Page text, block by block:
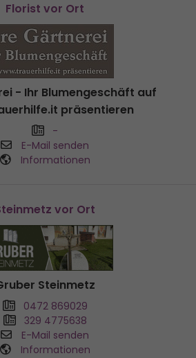
Florist vor Ort
- Ihr Blumengeschäft auf
präsentieren
-
E-Mail senden
Informationen
vor Ort
Steinmetz
0472 869029
329 4775638
E-Mail senden
Informationen